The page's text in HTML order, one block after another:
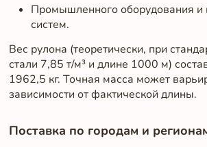
Промышленного оборудования и
систем.
Вес рулона (теоретически, при
стали 7,85 т/м³ и длине 1000 м)
1962,5 кг. Точная масса может
зависимости от фактической длины.
Поставка по городам и